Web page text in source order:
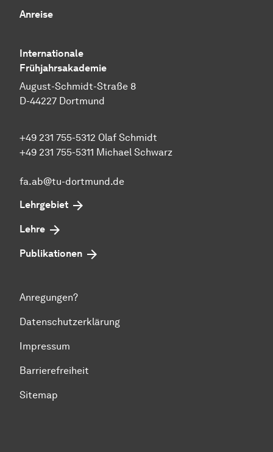
Anreise
Internationale
Frühjahrsakademie
August-Schmidt-Straße 8
D-44227 Dortmund
+49 231 755-5312 Olaf Schmidt
+49 231 755-5311 Michael Schwarz
fa.ab@tu-dortmund.de
Lehrgebiet
Lehre
Publikationen
Anregungen?
Datenschutzerklärung
Impressum
Barrierefreiheit
Sitemap